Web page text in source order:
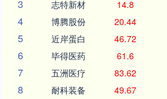
3 志特新材 14.8
4 博腾股份 20.44
5 近岸蛋白 46.72
6 毕得医药 61.6
7 五洲医疗 83.62
8 耐科装备 49.67